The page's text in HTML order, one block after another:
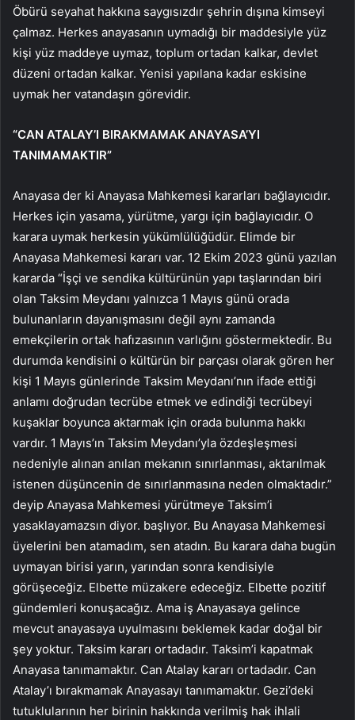
Öbürü seyahat hakkına saygısızdır şehrin dışına kimseyi
çalmaz. Herkes anayasanın uymadığı bir maddesiyle yüz
kişi yüz maddeye uymaz, toplum ortadan kalkar, devlet
düzeni ortadan kalkar. Yenisi yapılana kadar eskisine
uymak her vatandaşın görevidir.
“CAN ATALAY’I BIRAKMAMAK ANAYASA’YI
TANIMAMAKTIR”
Anayasa der ki Anayasa Mahkemesi kararları bağlayıcıdır.
Herkes için yasama, yürütme, yargı için bağlayıcıdır. O
karara uymak herkesin yükümlülüğüdür. Elimde bir
Anayasa Mahkemesi kararı var. 12 Ekim 2023 günü yazılan
kararda “İşçi ve sendika kültürünün yapı taşlarından biri
olan Taksim Meydanı yalnızca 1 Mayıs günü orada
bulunanların dayanışmasını değil aynı zamanda
emekçilerin ortak hafızasının varlığını göstermektedir. Bu
durumda kendisini o kültürün bir parçası olarak gören her
kişi 1 Mayıs günlerinde Taksim Meydanı’nın ifade ettiği
anlamı doğrudan tecrübe etmek ve edindiği tecrübeyi
kuşaklar boyunca aktarmak için orada bulunma hakkı
vardır. 1 Mayıs’ın Taksim Meydanı’yla özdeşleşmesi
nedeniyle alınan anılan mekanın sınırlanması, aktarılmak
istenen düşüncenin de sınırlanmasına neden olmaktadır.”
deyip Anayasa Mahkemesi yürütmeye Taksim’i
yasaklayamazsın diyor. başlıyor. Bu Anayasa Mahkemesi
üyelerini ben atamadım, sen atadın. Bu karara daha bugün
uymayan birisi yarın, yarından sonra kendisiyle
görüşeceğiz. Elbette müzakere edeceğiz. Elbette pozitif
gündemleri konuşacağız. Ama iş Anayasaya gelince
mevcut anayasaya uyulmasını beklemek kadar doğal bir
şey yoktur. Taksim kararı ortadadır. Taksim’i kapatmak
Anayasa tanımamaktır. Can Atalay kararı ortadadır. Can
Atalay’ı bırakmamak Anayasayı tanımamaktır. Gezi’deki
tutuklularının her birinin hakkında verilmiş hak ihlali